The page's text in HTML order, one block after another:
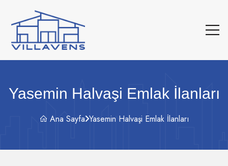
Yasemin Halvaşi Emlak İlanları
Ana Sayfa Yasemin Halvaşi Emlak İlanları